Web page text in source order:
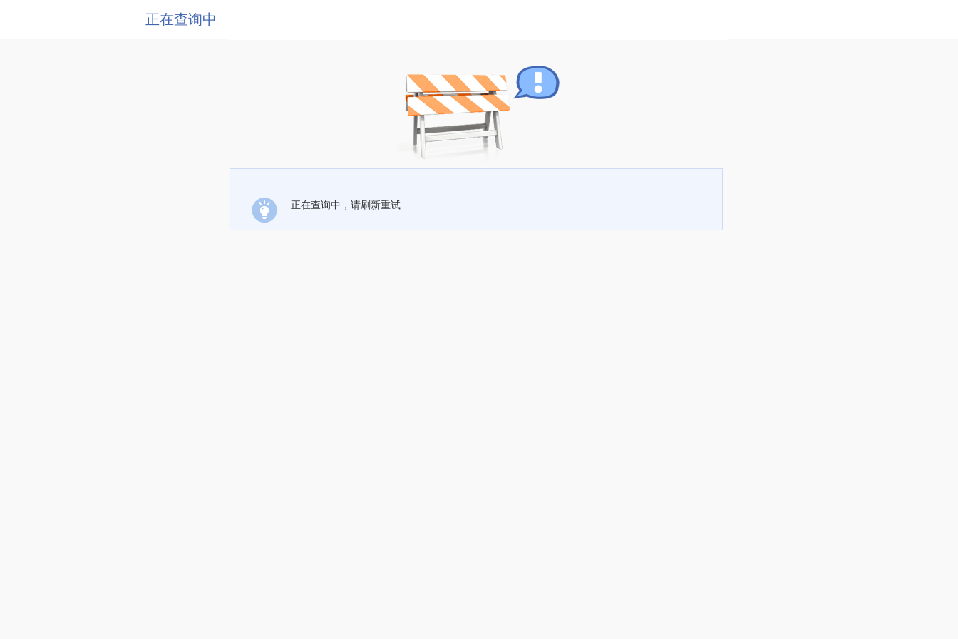
正在查询中
正在查询中，请刷新重试